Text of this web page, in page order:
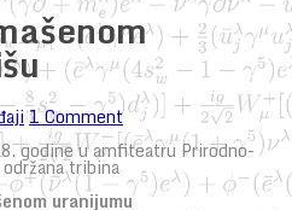
1 Comment
godine u amfiteatru Prirodno-
tribina
uranijumu